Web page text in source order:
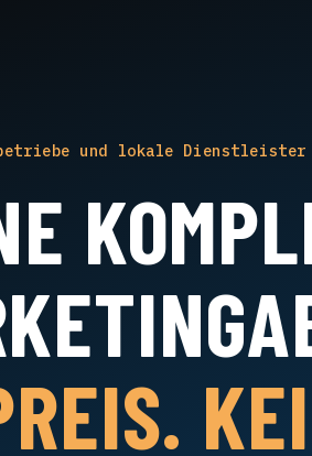
und lokale Dienstleister